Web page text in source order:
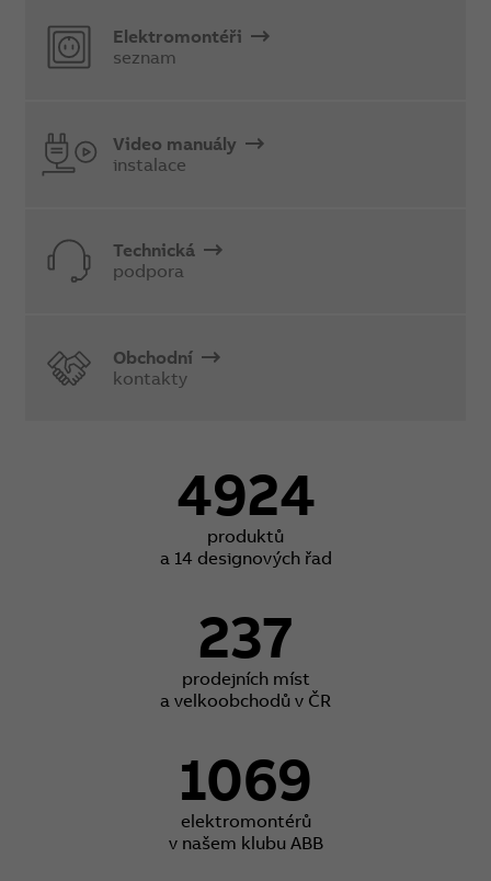
Elektromontéři
seznam
Video manuály
instalace
Technická
podpora
Obchodní
kontakty
4924
produktů
a 14 designových řad
237
prodejních míst
a velkoobchodů v ČR
1069
elektromontérů
v našem klubu ABB